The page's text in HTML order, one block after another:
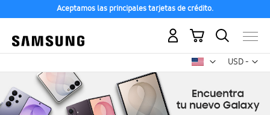
Aceptamos las principales tarjetas de crédito.
USD -
dólar
Mi carrito